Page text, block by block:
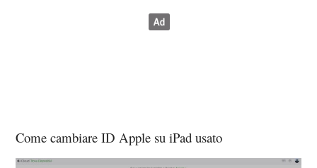
Come cambiare ID Apple su iPad usato